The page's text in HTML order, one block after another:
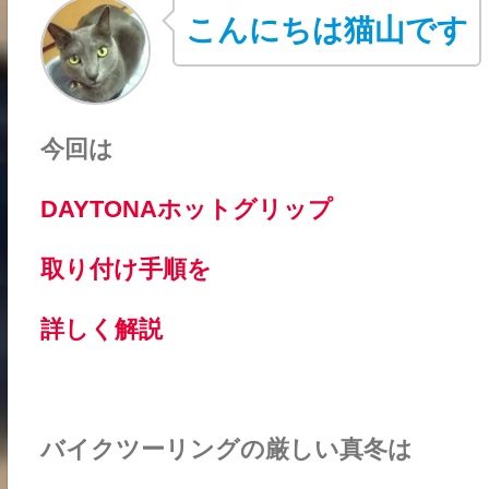
こんにちは猫山です
今回は
DAYTONAホットグリップ
取り付け手順を
詳しく解説
バイクツーリングの厳しい真冬は